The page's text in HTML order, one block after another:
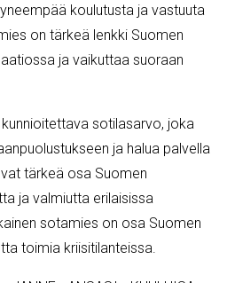
koulutusta ja vastuuta
on tärkeä lenkki Suomen
ja vaikuttaa suoraan
sotilasarvo, joka
ja halua palvella
tärkeä osa Suomen
ja valmiutta erilaisissa
sotamies on osa Suomen
toimia kriisitilanteissa.